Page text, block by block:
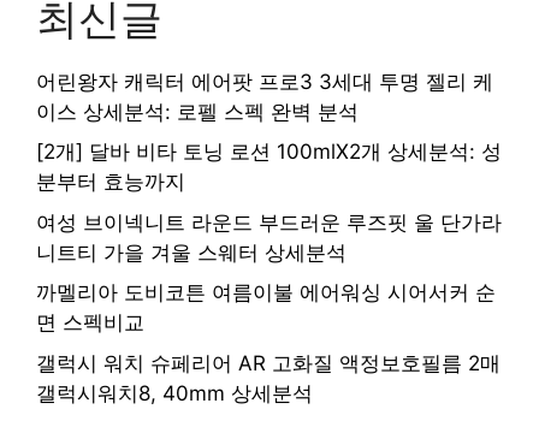
최신글
어린왕자 캐릭터 에어팟 프로3 3세대 투명 젤리 케
이스 상세분석: 로펠 스펙 완벽 분석
[2개] 달바 비타 토닝 로션 100mlX2개 상세분석: 성
분부터 효능까지
여성 브이넥니트 라운드 부드러운 루즈핏 울 단가라
니트티 가을 겨울 스웨터 상세분석
까멜리아 도비코튼 여름이불 에어워싱 시어서커 순
면 스펙비교
갤럭시 워치 슈페리어 AR 고화질 액정보호필름 2매
갤럭시워치8, 40mm 상세분석